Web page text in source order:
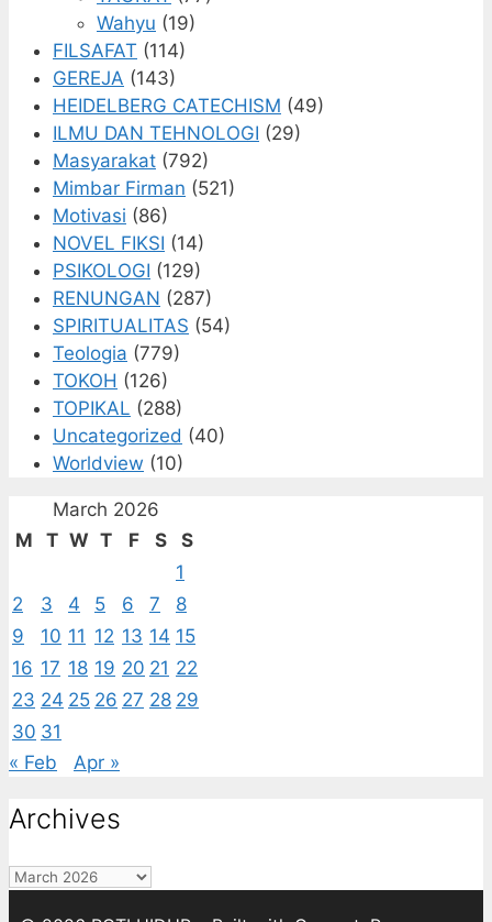
Wahyu (19)
FILSAFAT (114)
GEREJA (143)
HEIDELBERG CATECHISM (49)
ILMU DAN TEHNOLOGI (29)
Masyarakat (792)
Mimbar Firman (521)
Motivasi (86)
NOVEL FIKSI (14)
PSIKOLOGI (129)
RENUNGAN (287)
SPIRITUALITAS (54)
Teologia (779)
TOKOH (126)
TOPIKAL (288)
Uncategorized (40)
Worldview (10)
March 2026
M
T W T F S
S
1
2
3 4 5 6 7
8
9
10 11 12 13 14 15
16 17 18 19 20 21 22
23 24 25 26 27 28 29
30 31
« Feb
Apr »
Archives
Archives